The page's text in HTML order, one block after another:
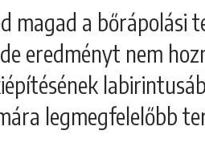
magad a bőrápolási
eredményt nem
legmegfelelőbb